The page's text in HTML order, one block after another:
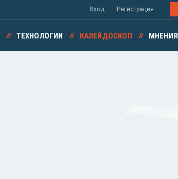
Вход Регистрация
ТЕХНОЛОГИИ КАЛЕЙДОСКОП МНЕНИЯ